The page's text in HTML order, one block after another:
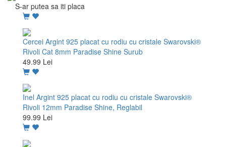
S-ar putea sa iti placa
Cercei Argint 925 placat cu rodiu cu cristale Swarovski®
Rivoli Cat 8mm Paradise Shine Surub
49.99 Lei
Inel Argint 925 placat cu rodiu cu cristale Swarovski®
Rivoli 12mm Paradise Shine, Reglabil
99.99 Lei